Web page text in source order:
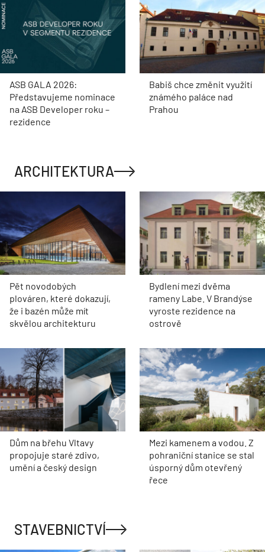
ASB GALA 2026:
Představujeme nominace
na ASB Developer roku –
rezidence
Babiš chce změnit využití
známého paláce nad
Prahou
ARCHITEKTURA
Pět novodobých
plováren, které dokazují,
že i bazén může mít
skvělou architekturu
Bydlení mezi dvěma
rameny Labe. V Brandýse
vyroste rezidence na
ostrově
Dům na břehu Vltavy
propojuje staré zdivo,
umění a český design
Mezi kamenem a vodou. Z
pohraniční stanice se stal
úsporný dům otevřený
řece
STAVEBNICTVÍ